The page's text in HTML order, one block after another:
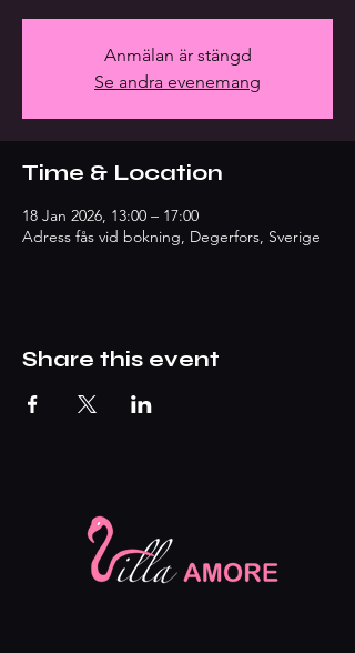
Anmälan är stängd
Se andra evenemang
Time & Location
18 Jan 2026, 13:00 – 17:00
Adress fås vid bokning, Degerfors, Sverige
Share this event